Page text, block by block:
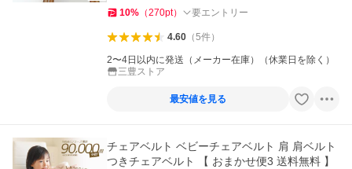
10% （270pt） 要エントリー
4.60（5件）
2〜4日以内に発送（メーカー在庫）（休業日を除く）
三豊ストア
最安値を見る
チェアベルト ベビーチェアベルト 肩 肩ベルト
つきチェアベルト 【 おまかせ便3 送料無料 】